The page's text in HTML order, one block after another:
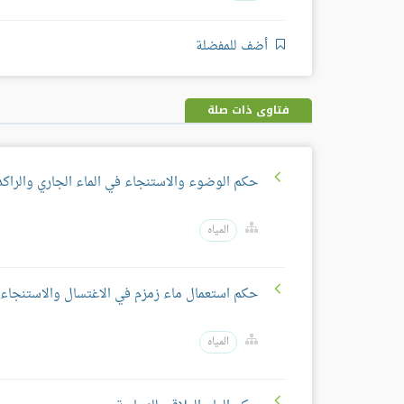
أضف للمفضلة
فتاوى ذات صلة
حكم الوضوء والاستنجاء في الماء الجاري
المياه
حكم استعمال ماء زمزم في الاغتسال والاستنجاء
المياه